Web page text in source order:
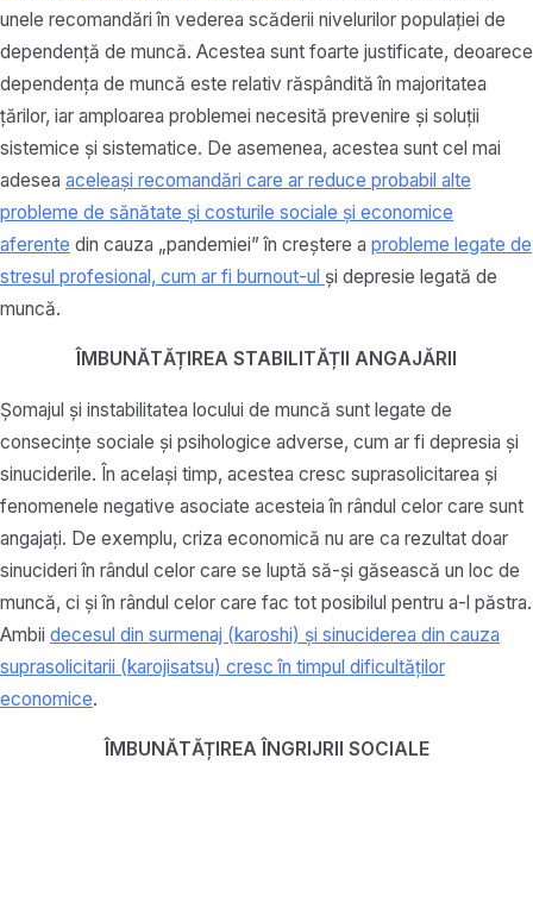
unele recomandări în vederea scăderii nivelurilor populației de
dependență de muncă. Acestea sunt foarte justificate, deoarece
dependența de muncă este relativ răspândită în majoritatea
țărilor, iar amploarea problemei necesită prevenire și soluții
sistemice și sistematice. De asemenea, acestea sunt cel mai
adesea aceleași recomandări care ar reduce probabil alte
probleme de sănătate și costurile sociale și economice
aferente din cauza „pandemiei” în creștere a probleme legate de
stresul profesional, cum ar fi burnout-ul și depresie legată de
muncă.
ÎMBUNĂTĂȚIREA STABILITĂȚII ANGAJĂRII
Șomajul și instabilitatea locului de muncă sunt legate de
consecințe sociale și psihologice adverse, cum ar fi depresia și
sinuciderile. În același timp, acestea cresc suprasolicitarea și
fenomenele negative asociate acesteia în rândul celor care sunt
angajați. De exemplu, criza economică nu are ca rezultat doar
sinucideri în rândul celor care se luptă să-și găsească un loc de
muncă, ci și în rândul celor care fac tot posibilul pentru a-l păstra.
Ambii decesul din surmenaj (karoshi) și sinuciderea din cauza
suprasolicitarii (karojisatsu) cresc în timpul dificultăților
economice.
ÎMBUNĂTĂȚIREA ÎNGRIJRII SOCIALE